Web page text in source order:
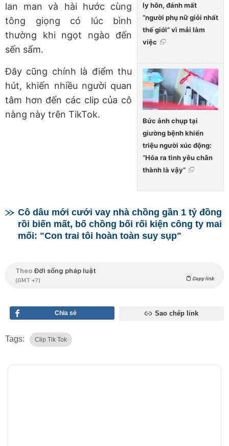
ly hôn, đánh mất
“người phụ nữ giỏi nhất
thế giới” vì mải làm
việc
Bức ảnh chụp tại
giường bệnh khiến
triệu người xúc động:
“Hóa ra tình yêu chân
thành là vậy”
lan man và hài hước cùng
tông giọng có lúc bình
thường khi ngọt ngào đến
sến sẩm.
Đây cũng chính là điểm thu
hút, khiến nhiều người quan
tâm hơn đến các clip của cô
nàng này trên TikTok.
Cô dâu mới cưới vay nhà chồng gần 1 tỷ đồng
rồi biến mất, bố chồng bối rối kiện công ty mai
mối: "Con trai tôi hoàn toàn suy sụp"
Theo Đời sống pháp luật
(GMT +7) Copy link
Chia sẻ Sao chép link
Tags: Clip Tik Tok